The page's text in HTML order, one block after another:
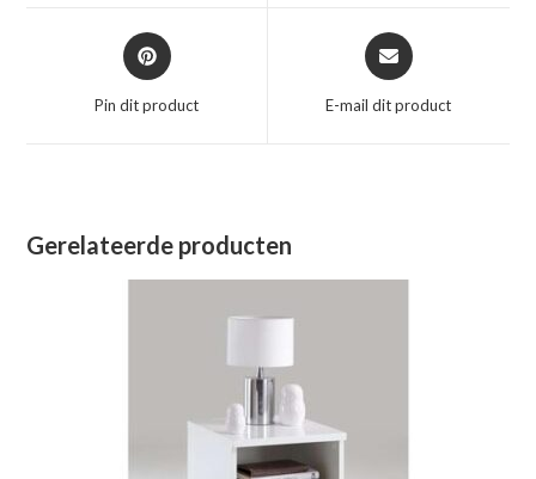
Opent
in
nieuw
Pin dit product
Opent
in
nieuw
E-mail dit product
Gerelateerde producten